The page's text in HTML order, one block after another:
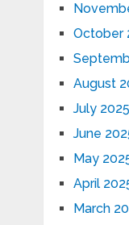
October
August
July 2025
June
May
April
March